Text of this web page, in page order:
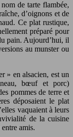
de tarte flambée,
d’oignons et de
Ce plat rustique,
préparé pour
pain. Aujourd’hui, il
au munster ou
» en alsacien, est un
bœuf et porc)
pommes de terre et
déposaient le plat
vaquaient à leurs
de la cuisine
amis.